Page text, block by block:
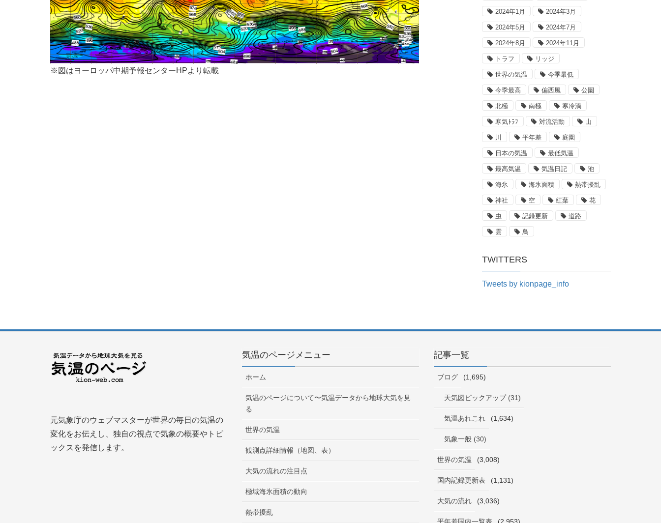
※図はヨーロッパ中期予報センターHPより転載
2024年1月 2024年3月
2024年5月 2024年7月
2024年8月 2024年11月
トラフ リッジ
世界の気温 今季最低
今季最高 偏西風 公園
北極 南極 寒冷渦
寒気ﾄﾗﾌ 対流活動 山
川 平年差 庭園
日本の気温 最低気温
最高気温 気温日記 池
海氷 海氷面積 熱帯擾乱
神社 空 紅葉 花
虫 記録更新 道路
雲 鳥
TWITTERS
Tweets by kionpage_info
元気象庁のウェブマスターが世界の毎日の気温の
変化をお伝えし、独自の視点で気象の概要やトピ
ックスを発信します。
気温のページメニュー
ホーム
気温のページについて〜気温データから地球大気を見
る
世界の気温
観測点詳細情報（地図、表）
大気の流れの注目点
極域海氷面積の動向
熱帯擾乱
記事一覧
ブログ (1,695)
天気図ピックアップ (31)
気温あれこれ (1,634)
気象一般 (30)
世界の気温 (3,008)
国内記録更新表 (1,131)
大気の流れ (3,036)
平年差国内一覧表 (2,953)